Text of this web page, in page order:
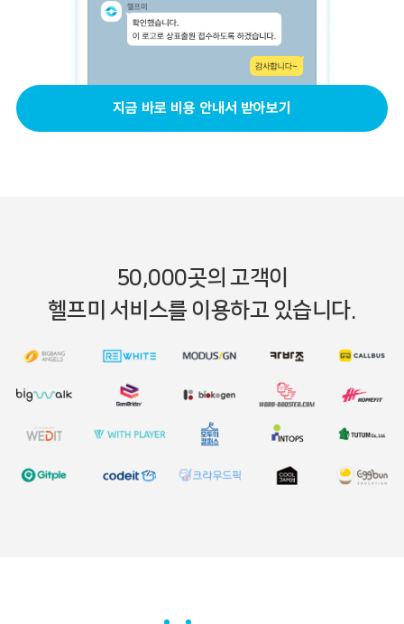
지금 바로 비용 안내서 받아보기
50,000곳의 고객이
헬프미 서비스를 이용하고 있습니다.